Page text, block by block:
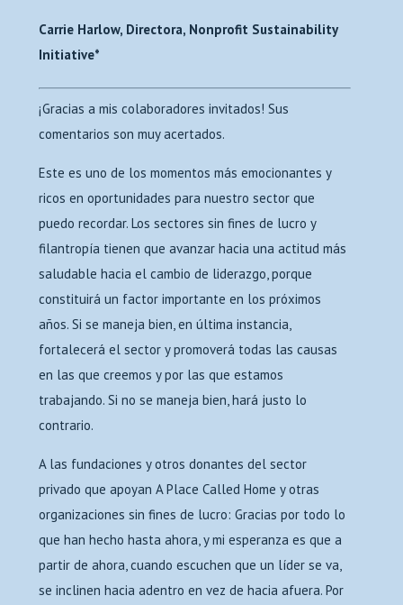
Carrie Harlow, Directora, Nonprofit Sustainability
Initiative*
¡Gracias a mis colaboradores invitados! Sus
comentarios son muy acertados.
Este es uno de los momentos más emocionantes y
ricos en oportunidades para nuestro sector que
puedo recordar. Los sectores sin fines de lucro y
filantropía tienen que avanzar hacia una actitud más
saludable hacia el cambio de liderazgo, porque
constituirá un factor importante en los próximos
años. Si se maneja bien, en última instancia,
fortalecerá el sector y promoverá todas las causas
en las que creemos y por las que estamos
trabajando. Si no se maneja bien, hará justo lo
contrario.
A las fundaciones y otros donantes del sector
privado que apoyan A Place Called Home y otras
organizaciones sin fines de lucro: Gracias por todo lo
que han hecho hasta ahora, y mi esperanza es que a
partir de ahora, cuando escuchen que un líder se va,
se inclinen hacia adentro en vez de hacia afuera. Por